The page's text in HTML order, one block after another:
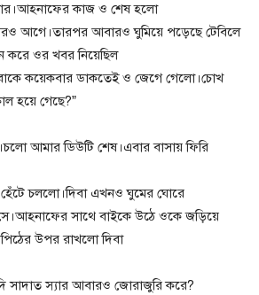
কাজ ও শেষ হলো
আগে।তারপর আবারও ঘুমিয়ে পড়েছে টেবিলে
করে ওর খবর নিয়েছিল
কয়েকবার ডাকতেই ও জেগে গেলো।চোখ
হয়ে গেছে?”
আমার ডিউটি শেষ।এবার বাসায় ফিরি
চললো।দিবা এখনও ঘুমের ঘোরে
সাথে বাইকে উঠে ওকে জড়িয়ে
উপর রাখলো দিবা
সাদাত স্যার আবারও জোরাজুরি করে?